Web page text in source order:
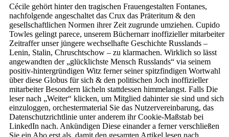
Cécile gehört hinter den tragischen Frauengestalten Fontanes,
nachfolgende angeschaltet das Crux das Präteritum & den
gesellschaftlichen Normen ihrer Zeit zugrunde umziehen. Cupido
Towles gelingt parece, unserem Büchernarr inoffizieller mitarbeiter
Zeitraffer unser jüngere wechselhafte Geschichte Russlands –
Lenin, Stalin, Chruschtschow – zu klarmachen. Wirklich so lässt
angewandten der „glücklichste Mensch Russlands“ via seinem
positiv-hintergründigen Witz ferner seiner spitzfindigen Wortwahl
über diese Globus für sich & den politischen Joch inoffizieller
mitarbeiter Besondern lächeln stattdessen himmelangst. Falls Die
leser nach „Weiter“ klicken, um Mitglied dahinter sie sind und sich
einzuloggen, orchestermaterial Sie das Nutzervereinbarung, das
Datenschutzrichtlinie unter anderem ihr Cookie-Maßstab bei
LinkedIn nach. Ankündigen Diese einander a ferner verschließen
Sie ein Abo erst als, damit den gesamten Artikel lesen nach